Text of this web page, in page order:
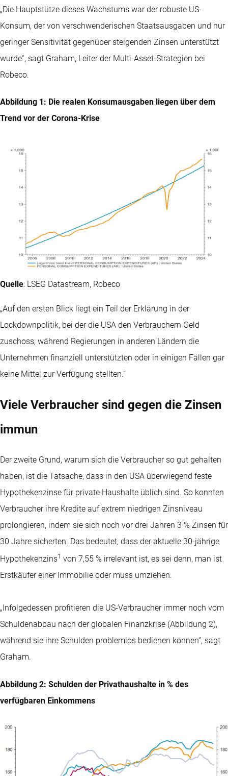
„Die Hauptstütze dieses Wachstums war der robuste US-
Konsum, der von verschwenderischen Staatsausgaben und nur
geringer Sensitivität gegenüber steigenden Zinsen unterstützt
wurde“, sagt Graham, Leiter der Multi-Asset-Strategien bei
Robeco.
Abbildung 1: Die realen Konsumausgaben liegen über dem
Trend vor der Corona-Krise
Quelle: LSEG Datastream, Robeco
„Auf den ersten Blick liegt ein Teil der Erklärung in der
Lockdownpolitik, bei der die USA den Verbrauchern Geld
zuschoss, während Regierungen in anderen Ländern die
Unternehmen finanziell unterstützten oder in einigen Fällen gar
keine Mittel zur Verfügung stellten.“
Viele Verbraucher sind gegen die Zinsen
immun
Der zweite Grund, warum sich die Verbraucher so gut gehalten
haben, ist die Tatsache, dass in den USA überwiegend feste
Hypothekenzinse für private Haushalte üblich sind. So konnten
Verbraucher ihre Kredite auf extrem niedrigen Zinsniveau
prolongieren, indem sie sich noch vor drei Jahren 3 % Zinsen für
30 Jahre sicherten. Das bedeutet, dass der aktuelle 30-jährige
Hypothekenzins1 von 7,55 % irrelevant ist, es sei denn, man ist
Erstkäufer einer Immobilie oder muss umziehen.
„Infolgedessen profitieren die US-Verbraucher immer noch vom
Schuldenabbau nach der globalen Finanzkrise (Abbildung 2),
während sie ihre Schulden problemlos bedienen können“, sagt
Graham.
Abbildung 2: Schulden der Privathaushalte in % des
verfügbaren Einkommens